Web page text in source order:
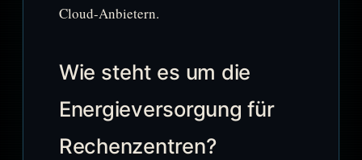
Cloud-Anbietern.
Wie steht es um die
Energieversorgung für
Rechenzentren?